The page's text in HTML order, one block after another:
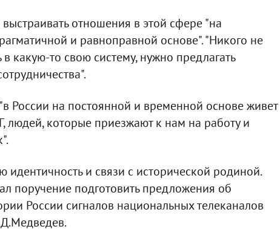
отношения в этой сфере "на
и равноправной основе". "Никого не
какую-то свою систему, нужно предлагать
России на постоянной и временной основе живет
людей, которые приезжают к нам на работу и
идентичность и связи с исторической родиной.
поручение подготовить предложения об
России сигналов национальных телеканалов
Д.Медведев.